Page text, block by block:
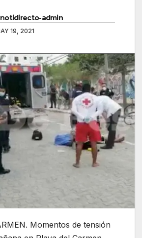
notidirecto-admin
19, 2021
Momentos de tensión